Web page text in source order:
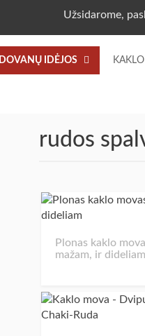
Užsidarome,
DOVANŲ IDĖJOS
rudos
Plonas kaklo
mažam, ir dideliam